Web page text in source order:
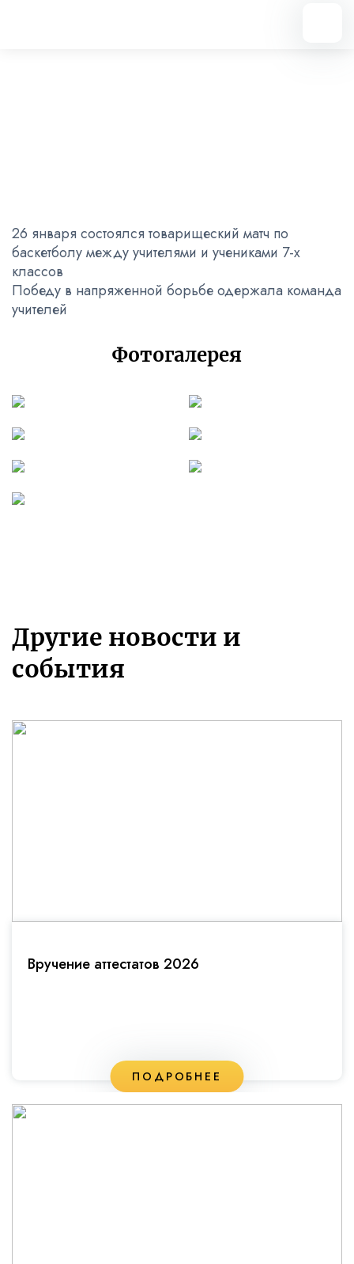
26 января состоялся товарищеский матч по
баскетболу между учителями и учениками 7-х
классов
Победу в напряженной борьбе одержала команда
учителей
Фотогалерея
Другие новости и
события
Вручение аттестатов 2026
ПОДРОБНЕЕ